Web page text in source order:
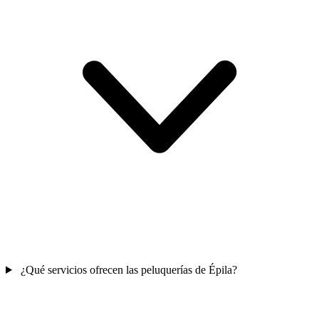
¿Qué servicios ofrecen las peluquerías de Épila?